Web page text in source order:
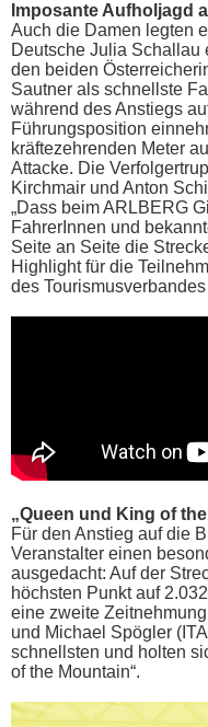
Imposante Aufholjagd
Auch die Damen legten
Deutsche Julia Schallau
den beiden
Sautner als schnellste
während des Anstiegs
Führungsposition
kräftezehrenden Meter
Attacke. Die
Kirchmair und Anton
„Dass beim ARLBERG
FahrerInnen und
Seite an Seite die
Highlight für die
des
„Queen und King of
Für den Anstieg auf die
Veranstalter einen
ausgedacht: Auf der
höchsten Punkt auf
eine zweite
und Michael Spögler
schnellsten und holten
of the Mountain“.